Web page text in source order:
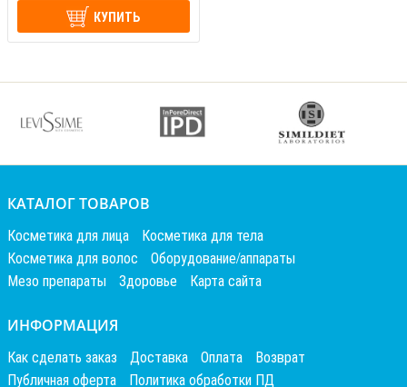
КУПИТЬ
КАТАЛОГ ТОВАРОВ
Косметика для лица
Косметика для тела
Косметика для волос
Оборудование/аппараты
Мезо препараты
Здоровье Карта сайта
ИНФОРМАЦИЯ
Как сделать заказ Доставка Оплата
Возврат
Публичная оферта
Политика обработки ПД